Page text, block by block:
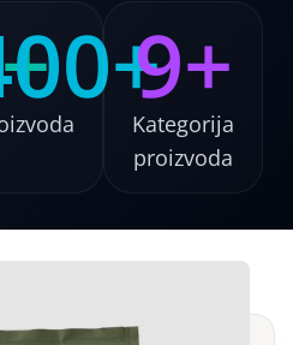
9+
Kategorija
proizvoda